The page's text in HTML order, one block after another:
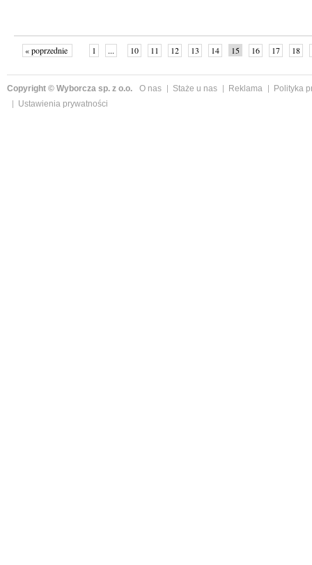
« poprzednie 1 ... 10 11 12 13 14 15 16 17 18
Copyright © Wyborcza sp. z o.o. O nas Staże u nas Reklama
Polityka
Ustawienia prywatności